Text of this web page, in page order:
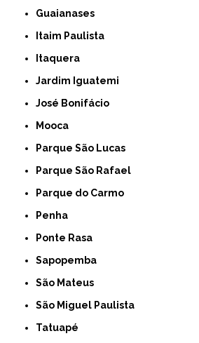
Guaianases
Itaim Paulista
Itaquera
Jardim Iguatemi
José Bonifácio
Mooca
Parque São Lucas
Parque São Rafael
Parque do Carmo
Penha
Ponte Rasa
Sapopemba
São Mateus
São Miguel Paulista
Tatuapé